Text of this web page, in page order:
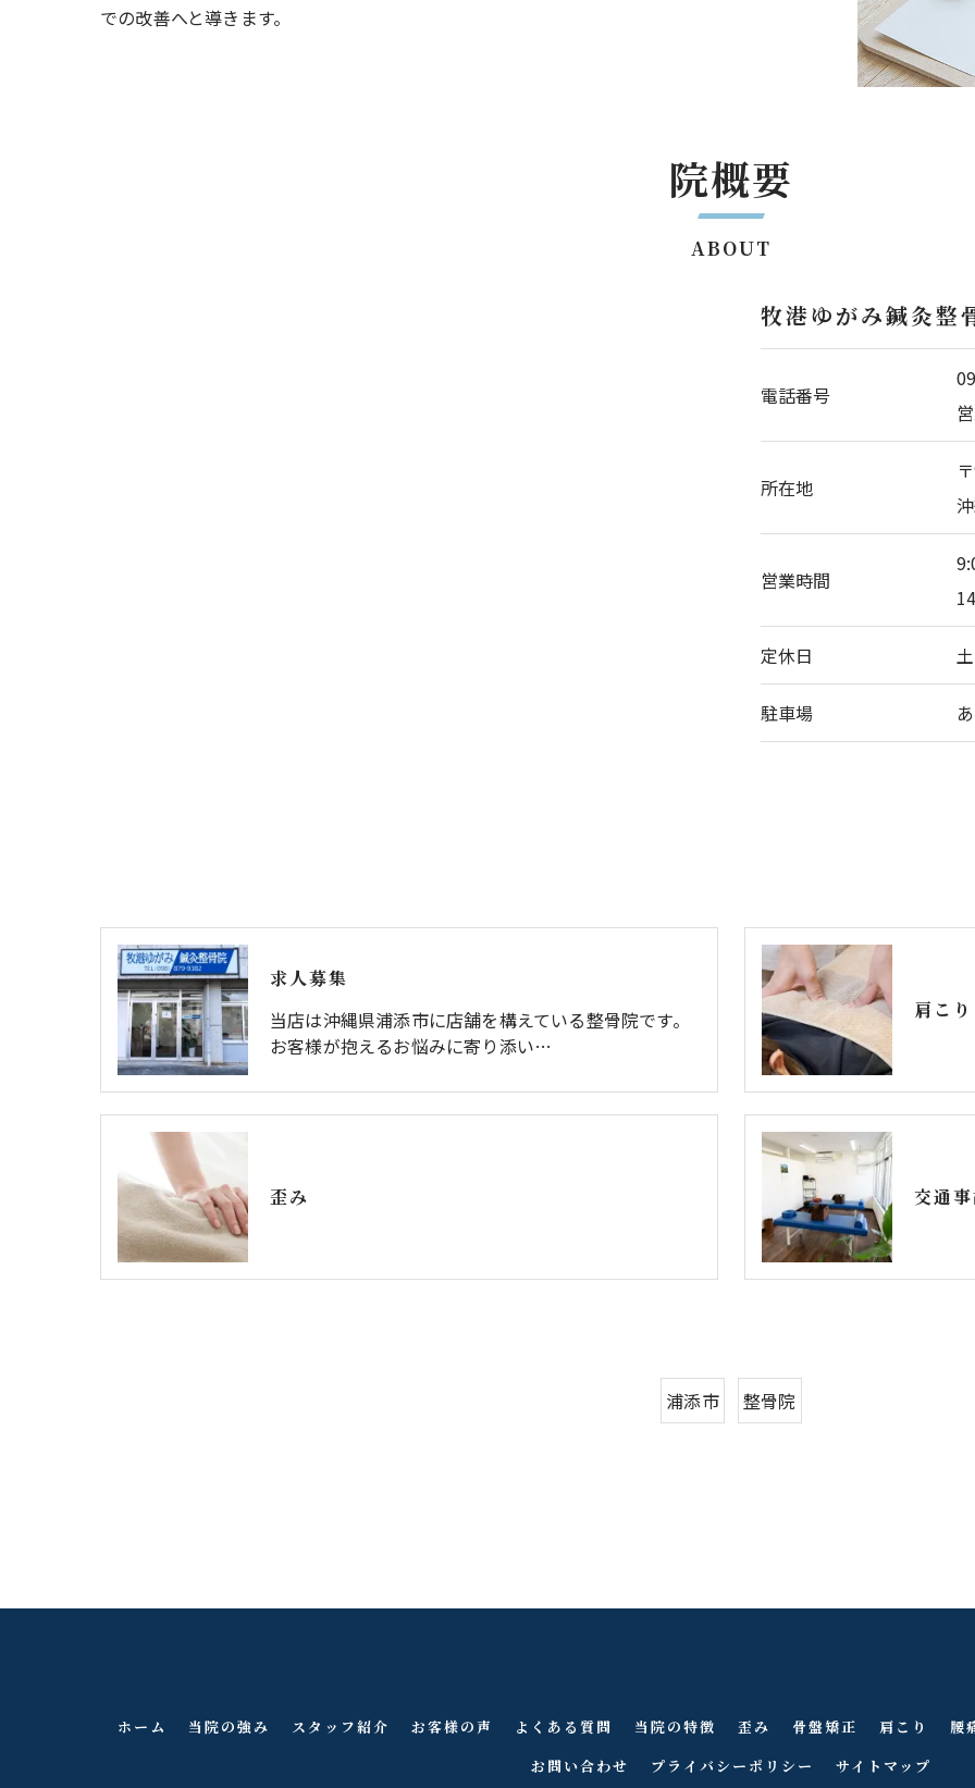
での改善へと導きます。
院概要
ABOUT
牧港ゆがみ鍼灸整
電話番号
所在地
営業時間
定休日
駐車場
求人募集
当店は沖縄県浦添市に店舗を構えている整骨院です。
お客様が抱えるお悩みに寄り添い…
肩こり
歪み 交通
浦添市 整骨院
ホーム 当院の強み スタッフ紹介 お客様の声 よくある質問 当院の特徴 歪み 骨盤矯正 肩こり
腰
お問い合わせ
プライバシーポリシー サイトマップ